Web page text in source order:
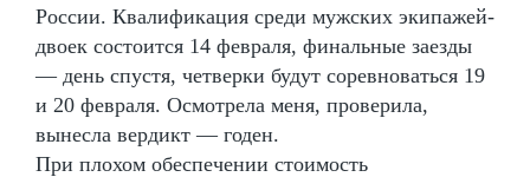
России. Квалификация среди мужских экипажей-
двоек состоится 14 февраля, финальные заезды
— день спустя, четверки будут соревноваться 19
и 20 февраля. Осмотрела меня, проверила,
вынесла вердикт — годен.
При плохом обеспечении стоимость